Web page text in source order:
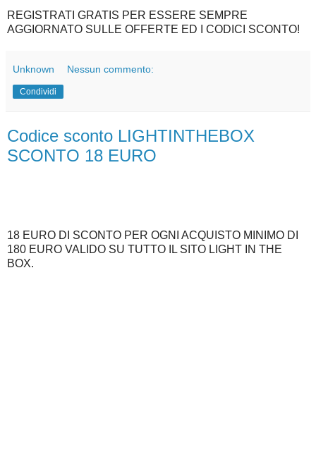
REGISTRATI GRATIS PER ESSERE SEMPRE
AGGIORNATO SULLE OFFERTE ED I CODICI SCONTO!
Unknown Nessun commento:
Condividi
Codice sconto LIGHTINTHEBOX
SCONTO 18 EURO
18 EURO DI SCONTO PER OGNI ACQUISTO MINIMO DI
180 EURO VALIDO SU TUTTO IL SITO LIGHT IN THE
BOX.